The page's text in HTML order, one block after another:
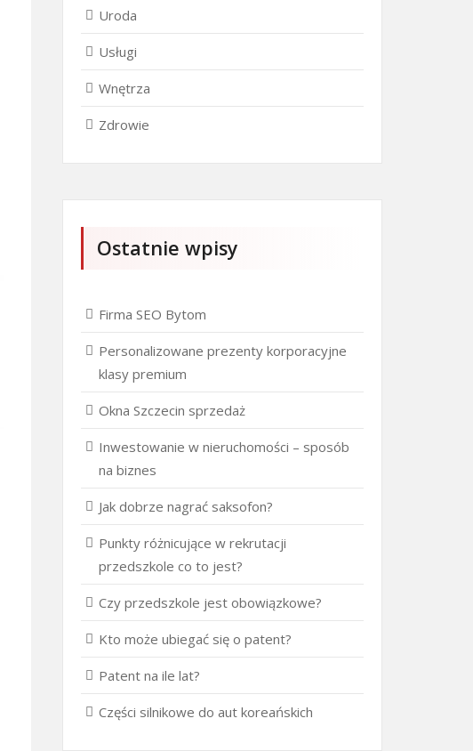
Uroda
Usługi
Wnętrza
Zdrowie
Ostatnie wpisy
Firma SEO Bytom
Personalizowane prezenty korporacyjne
klasy premium
Okna Szczecin sprzedaż
Inwestowanie w nieruchomości – sposób
na biznes
Jak dobrze nagrać saksofon?
Punkty różnicujące w rekrutacji
przedszkole co to jest?
Czy przedszkole jest obowiązkowe?
Kto może ubiegać się o patent?
Patent na ile lat?
Części silnikowe do aut koreańskich